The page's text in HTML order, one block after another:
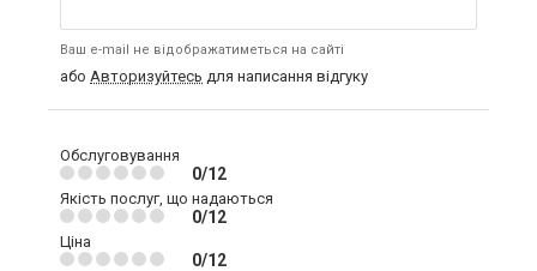
Ваш e-mail не відображатиметься на сайті
або Авторизуйтесь для написання відгуку
Обслуговування
0/12
Якість послуг, що надаються
0/12
Ціна
0/12